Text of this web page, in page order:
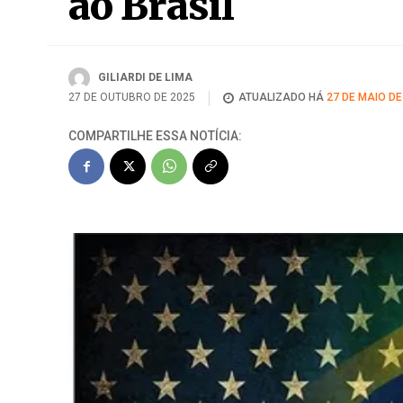
GILIARDI DE LIMA
27 DE OUTUBRO DE 2025
ATUALIZADO HÁ 27 DE MAIO
COMPARTILHE ESSA NOTÍCIA: